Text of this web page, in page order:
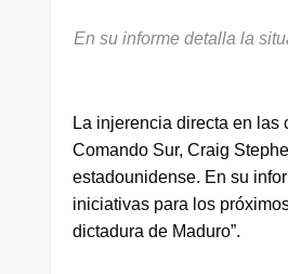
En su informe detalla la
La injerencia directa en las
Comando Sur, Craig
estadounidense. En su
iniciativas para los
dictadura de Maduro”.